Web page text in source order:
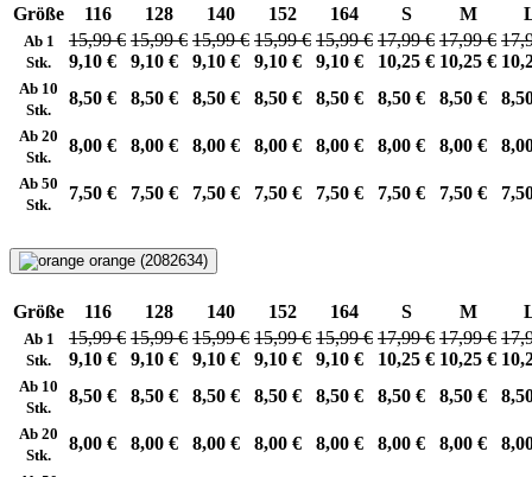
Größe 116 128 140 152 164 S M
Ab 1
Stk.
15,99 €
9,10 €
15,99 €
9,10 €
15,99 €
9,10 €
15,99 €
9,10 €
15,99 €
9,10 €
17,99 €
10,25 €
17,99 €
10,25 €
Ab 10
Stk.
8,50 € 8,50 € 8,50 € 8,50 € 8,50 € 8,50 € 8,50 €
Ab 20
Stk.
8,00 € 8,00 € 8,00 € 8,00 € 8,00 € 8,00 € 8,00 €
Ab 50
Stk.
7,50 € 7,50 € 7,50 € 7,50 € 7,50 € 7,50 € 7,50 €
orange (2082634)
Größe 116 128 140 152 164 S M
Ab 1
Stk.
15,99 €
9,10 €
15,99 €
9,10 €
15,99 €
9,10 €
15,99 €
9,10 €
15,99 €
9,10 €
17,99 €
10,25 €
17,99 €
10,25 €
Ab 10
Stk.
8,50 € 8,50 € 8,50 € 8,50 € 8,50 € 8,50 € 8,50 €
Ab 20
Stk.
8,00 € 8,00 € 8,00 € 8,00 € 8,00 € 8,00 € 8,00 €